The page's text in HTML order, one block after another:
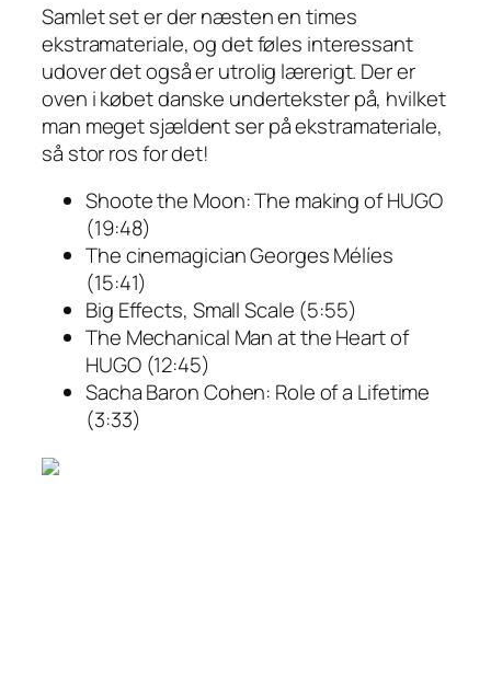
Samlet set er der næsten en times
ekstramateriale, og det føles interessant
udover det også er utrolig lærerigt. Der er
oven i købet danske undertekster på, hvilket
man meget sjældent ser på ekstramateriale,
så stor ros for det!
Shoote the Moon: The making of HUGO
(19:48)
The cinemagician Georges Mélíes
(15:41)
Big Effects, Small Scale (5:55)
The Mechanical Man at the Heart of
HUGO (12:45)
Sacha Baron Cohen: Role of a Lifetime
(3:33)